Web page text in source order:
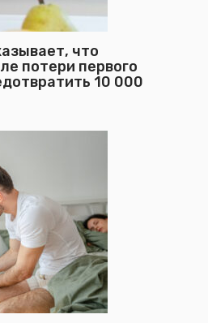
что
потери первого
10 000